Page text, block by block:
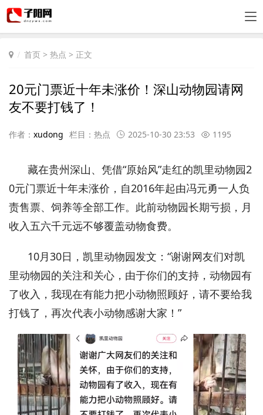
首页 > 热点 > 正文
20元门票近十年未涨价！深山动物园请网
友不要打钱了！
作者： xudong 栏目： 热点 2025-10-30 23:53 1195
藏在贵州深山、凭借“原始风”走红的凯里动物园2
0元门票近十年未涨价，自2016年起由冯元勇一人负
责售票、饲养等全部工作。此前动物园长期亏损，月
收入五六千元远不够覆盖动物食费。
10月30日，凯里动物园发文：“谢谢网友们对凯
里动物园的关注和关心，由于你们的支持，动物园有
了收入，我现在有能力把小动物照顾好，请不要给我
打钱了，再次代表小动物感谢大家！”